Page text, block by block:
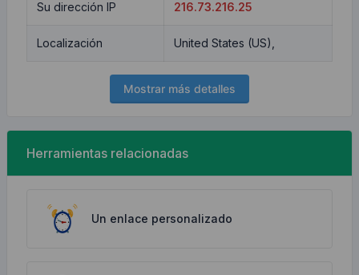
Su dirección IP 216.73.216.25
Localización United States (US),
Mostrar más detalles
Herramientas relacionadas
Un enlace personalizado